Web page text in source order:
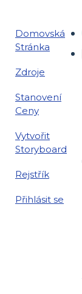
Domovská
Stránka
Zdroje
Stanovení
Ceny
Vytvořit
Storyboard
Rejstřík
Přihlásit se